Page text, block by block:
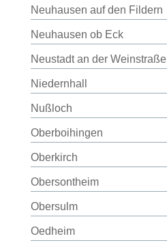
Neuhausen auf den Fildern
Neuhausen ob Eck
Neustadt an der Weinstraße
Niedernhall
Nußloch
Oberboihingen
Oberkirch
Obersontheim
Obersulm
Oedheim